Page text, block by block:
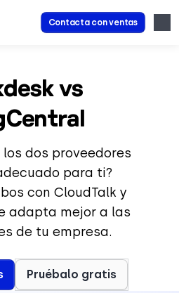
Contacta con ventas
vs
los dos proveedores
para ti?
con CloudTalk y
adapta mejor a las
de tu empresa.
Pruébalo gratis